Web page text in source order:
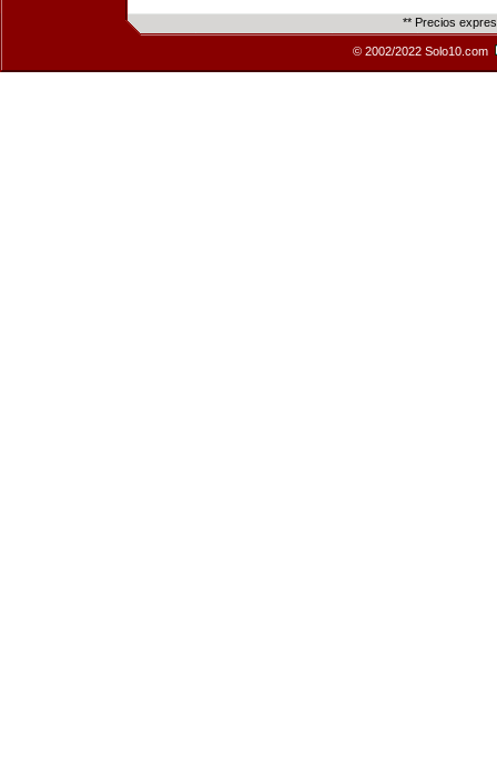
** Precios
© 2002/2022 Solo10.com